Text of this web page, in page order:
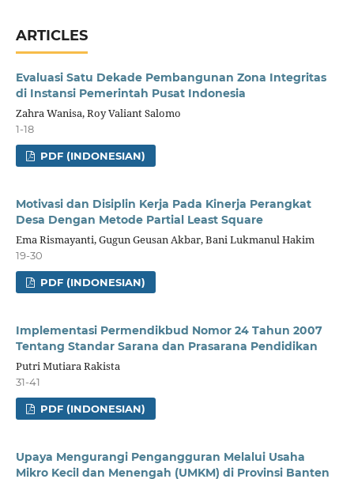
ARTICLES
Evaluasi Satu Dekade Pembangunan Zona Integritas
di Instansi Pemerintah Pusat Indonesia
Zahra Wanisa, Roy Valiant Salomo
1-18
PDF (INDONESIAN)
Motivasi dan Disiplin Kerja Pada Kinerja Perangkat
Desa Dengan Metode Partial Least Square
Ema Rismayanti, Gugun Geusan Akbar, Bani Lukmanul Hakim
19-30
PDF (INDONESIAN)
Implementasi Permendikbud Nomor 24 Tahun 2007
Tentang Standar Sarana dan Prasarana Pendidikan
Putri Mutiara Rakista
31-41
PDF (INDONESIAN)
Upaya Mengurangi Pengangguran Melalui Usaha
Mikro Kecil dan Menengah (UMKM) di Provinsi Banten